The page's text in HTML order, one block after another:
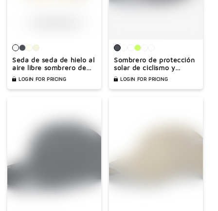
Seda de seda de hielo al
aire libre sombrero de
ciclismo vacío Ciclismo
Sol de protección solar
LOGIN FOR PRICING
Sombrero de protección
solar de ciclismo y
ciclismo y ciclismo para
corredores de una pieza
LOGIN FOR PRICING